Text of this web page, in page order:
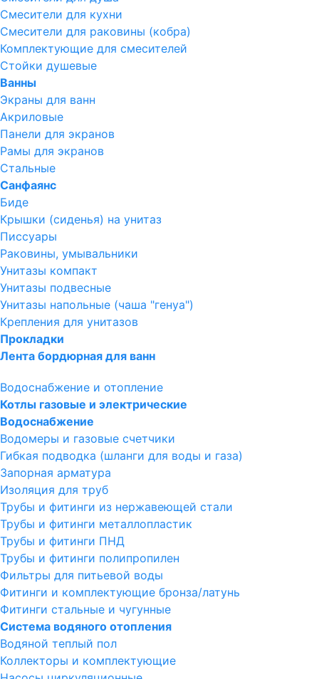
Смесители для кухни
Смесители для раковины (кобра)
Комплектующие для смесителей
Стойки душевые
Ванны
Экраны для ванн
Акриловые
Панели для экранов
Рамы для экранов
Стальные
Санфаянс
Биде
Крышки (сиденья) на унитаз
Писсуары
Раковины, умывальники
Унитазы компакт
Унитазы подвесные
Унитазы напольные (чаша "генуа")
Крепления для унитазов
Прокладки
Лента бордюрная для ванн
Водоснабжение и отопление
Котлы газовые и электрические
Водоснабжение
Водомеры и газовые счетчики
Гибкая подводка (шланги для воды и газа)
Запорная арматура
Изоляция для труб
Трубы и фитинги из нержавеющей стали
Трубы и фитинги металлопластик
Трубы и фитинги ПНД
Трубы и фитинги полипропилен
Фильтры для питьевой воды
Фитинги и комплектующие бронза/латунь
Фитинги стальные и чугунные
Система водяного отопления
Водяной теплый пол
Коллекторы и комплектующие